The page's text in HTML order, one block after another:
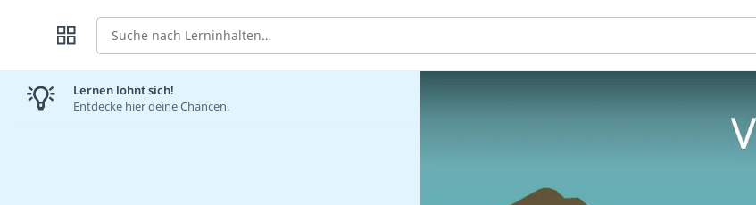
Suche
Lernen lohnt sich!
Entdecke hier deine Chancen.